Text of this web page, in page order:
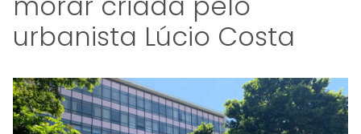
urbanista Lúcio Costa